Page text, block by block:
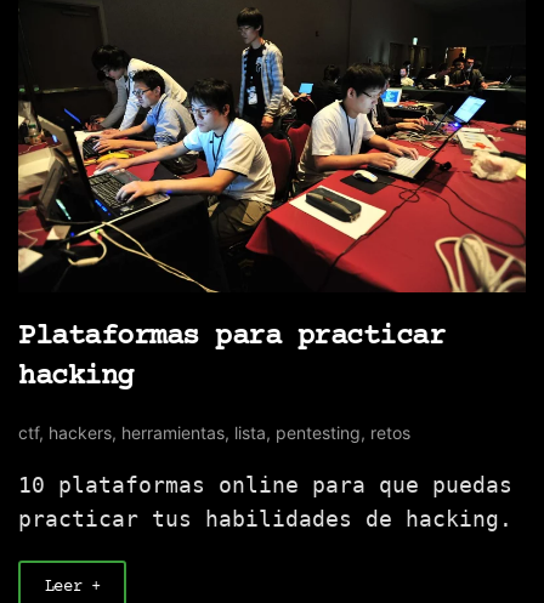
Plataformas para practicar
hacking
ctf, hackers, herramientas, lista, pentesting, retos
10 plataformas online para que puedas
practicar tus habilidades de hacking.
Leer +